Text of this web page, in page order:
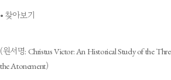
• 찾아보기
(원서명: Christus Victor: An Historical Study of the
the Atonement)